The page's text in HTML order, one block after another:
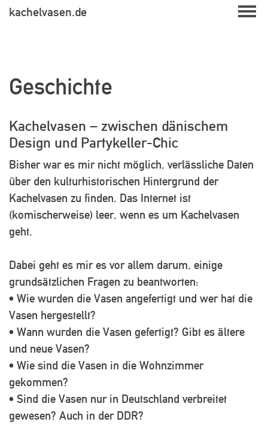
Skipkachelvasen.de
Geschichte
Kachelvasen – zwischen dänischem
Design und Partykeller-Chic
Bisher war es mir nicht möglich, verlässliche Daten
über den kulturhistorischen Hintergrund der
Kachelvasen zu finden. Das Internet ist
(komischerweise) leer, wenn es um Kachelvasen
geht.
Dabei geht es mir es vor allem darum, einige
grundsätzlichen Fragen zu beantworten:
• Wie wurden die Vasen angefertigt und wer hat die
Vasen hergestellt?
• Wann wurden die Vasen gefertigt? Gibt es ältere
und neue Vasen?
• Wie sind die Vasen in die Wohnzimmer
gekommen?
• Sind die Vasen nur in Deutschland verbreitet
gewesen? Auch in der DDR?